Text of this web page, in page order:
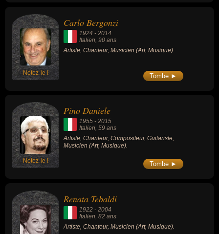
Notez-le !
Carlo Bergonzi
1924 - 2014
Italien , 90 ans
Artiste, Chanteur, Musicien (Art, Musique).
Tombe ►
Notez-le !
Pino Daniele
1955 - 2015
Italien, 59 ans
Artiste, Chanteur, Compositeur, Guitariste,
Musicien (Art, Musique).
Tombe ►
Renata Tebaldi
1922 - 2004
Italien, 82 ans
Artiste, Chanteur, Musicien (Art, Musique).